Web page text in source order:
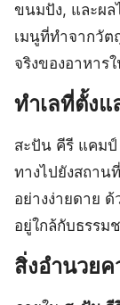
ขนมปัง, และผล
เมนูที่ทำจากวั
จริงของอาหาร
ทำเลที่ตั้งแ
สะปัน คีรี แคมป์
ทางไปยังสถาน
อย่างง่ายดาย
อยู่ใกล้กับธรรม
สิ่งอำนวย